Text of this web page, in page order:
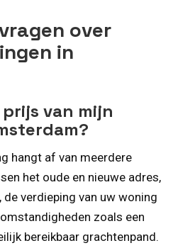
over
in
van mijn
hangt af van meerdere
het oude en nieuwe adres,
verdieping van uw woning
zoals een
bereikbaar grachtenpand.